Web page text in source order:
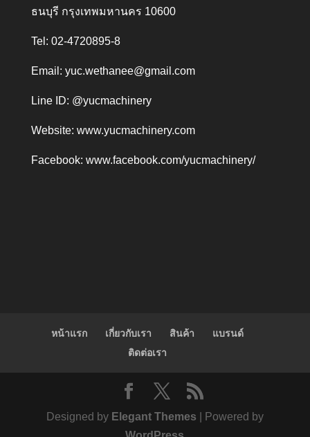
ธนบุรี กรุงเทพมหานคร 10600
Tel: 02-4720895-8
Email: yuc.wethanee@gmail.com
Line ID: @yucmachinery
Website: www.yucmachinery.com
Facebook: www.facebook.com/yucmachinery/
หน้าแรก เกี่ยวกับเรา สินค้า
แบรนด์
ติดต่อเรา
Designed by Elegant Themes | Powered by